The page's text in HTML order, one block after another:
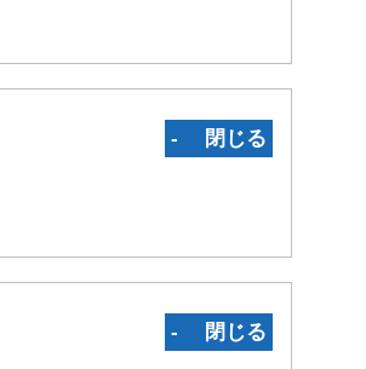
‐ 閉じる
‐ 閉じる